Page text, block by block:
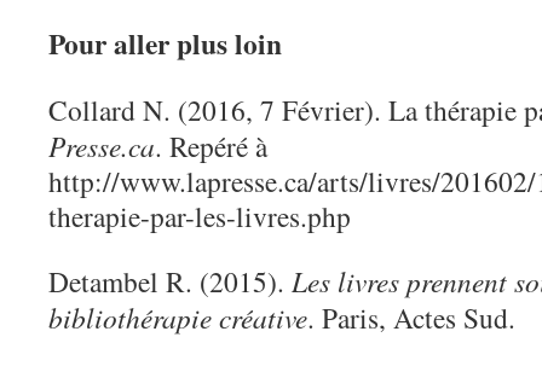
Pour aller plus loin
Collard N. (2016, 7 Février). La thérapie
Presse.ca. Repéré à
http://www.lapresse.ca/arts/livres/
therapie-par-les-livres.php
Detambel R. (2015). Les livres prennent
bibliothérapie créative. Paris, Actes Sud.